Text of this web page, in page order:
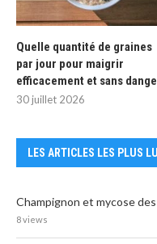
Quelle quantité de graines
par jour pour maigrir
efficacement et sans
30 juillet 2026
LES ARTICLES LES PLUS
Champignon et mycose
8 views